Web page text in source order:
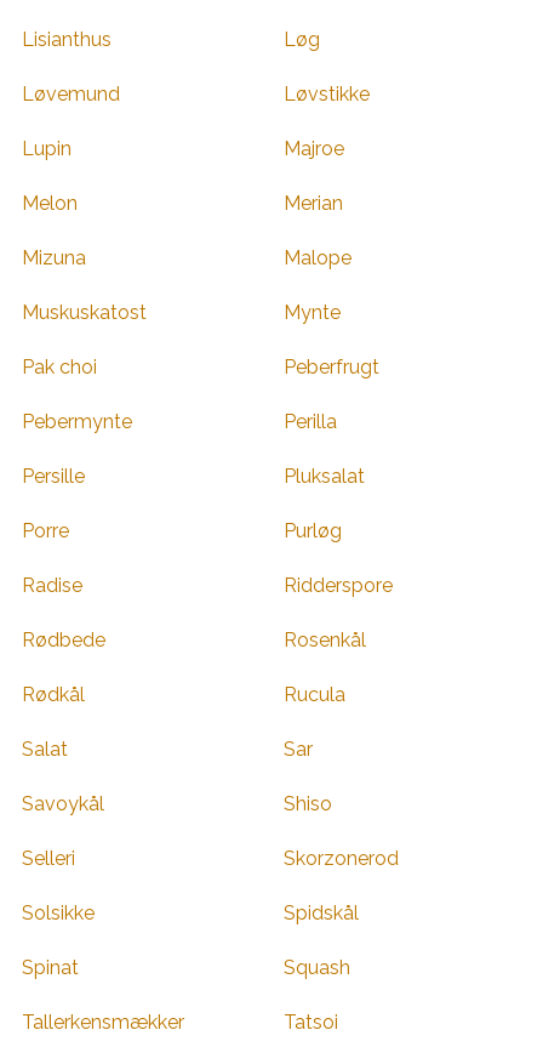
Lisianthus Løg
Løvemund Løvstikke
Lupin Majroe
Melon Merian
Mizuna Malope
Muskuskatost Mynte
Pak choi Peberfrugt
Pebermynte Perilla
Persille Pluksalat
Porre Purløg
Radise Ridderspore
Rødbede Rosenkål
Rødkål Rucula
Salat Sar
Savoykål Shiso
Selleri Skorzonerod
Solsikke Spidskål
Spinat Squash
Tallerkensmækker Tatsoi